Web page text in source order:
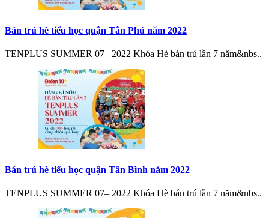
Bán trú hè tiểu học quận Tân Phú năm 2022
TENPLUS SUMMER 07– 2022 Khóa Hè bán trú lần 7 năm&nbs..
Bán trú hè tiểu học quận Tân Bình năm 2022
TENPLUS SUMMER 07– 2022 Khóa Hè bán trú lần 7 năm&nbs..